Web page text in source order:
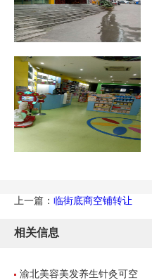
上一篇： 临街底商空铺转让
相关信息
渝北美容美发养生针灸可空